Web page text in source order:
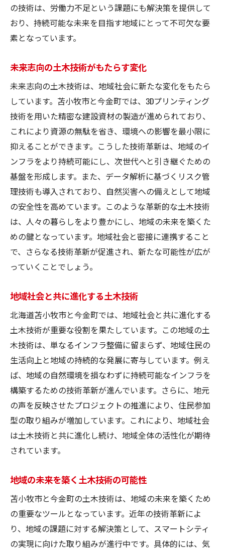
の技術は、労働力不足という課題にも解決策を提供して
おり、持続可能な未来を目指す地域にとって不可欠な要
素となっています。
未来志向の土木技術がもたらす変化
未来志向の土木技術は、地域社会に新たな変化をもたら
しています。苫小牧市と今金町では、3Dプリンティング
技術を用いた精密な建設資材の製造が進められており、
これにより資源の無駄を省き、環境への影響を最小限に
抑えることができます。こうした技術革新は、地域のイ
ンフラをより持続可能にし、次世代へと引き継ぐための
基盤を形成します。また、データ解析に基づくリスク管
理技術も導入されており、自然災害への備えとして地域
の安全性を高めています。このような革新的な土木技術
は、人々の暮らしをより豊かにし、地域の未来を築くた
めの鍵となっています。地域社会と密接に連携すること
で、さらなる技術革新が促進され、新たな可能性が広が
っていくことでしょう。
地域社会と共に進化する土木技術
北海道苫小牧市と今金町では、地域社会と共に進化する
土木技術が重要な役割を果たしています。この地域の土
木技術は、単なるインフラ整備に留まらず、地域住民の
生活向上と地域の持続的な発展に寄与しています。例え
ば、地域の自然環境を損なわずに持続可能なインフラを
構築するための技術革新が進んでいます。さらに、地元
の声を反映させたプロジェクトの推進により、住民参加
型の取り組みが増加しています。これにより、地域社会
は土木技術と共に進化し続け、地域全体の活性化が期待
されています。
地域の未来を築く土木技術の可能性
苫小牧市と今金町の土木技術は、地域の未来を築くため
の重要なツールとなっています。近年の技術革新によ
り、地域の課題に対する解決策として、スマートシティ
の実現に向けた取り組みが進行中です。具体的には、気